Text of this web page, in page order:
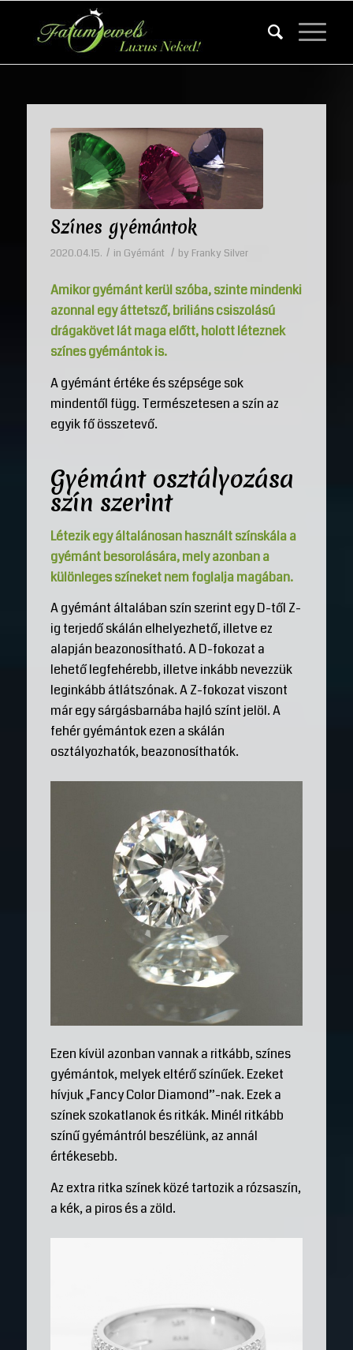
Színes gyémántok
2020.04.15. / in Gyémánt / by Franky Silver
Amikor gyémánt kerül szóba, szinte mindenki
azonnal egy áttetsző, briliáns csiszolású
drágakövet lát maga előtt, holott léteznek
színes gyémántok is.
A gyémánt értéke és szépsége sok
mindentől függ. Természetesen a szín az
egyik fő összetevő.
Gyémánt osztályozása
szín szerint
Létezik egy általánosan használt színskála a
gyémánt besorolására, mely azonban a
különleges színeket nem foglalja magában.
A gyémánt általában szín szerint egy D-től Z-
ig terjedő skálán elhelyezhető, illetve ez
alapján beazonosítható. A D-fokozat a
lehető legfehérebb, illetve inkább nevezzük
leginkább átlátszónak. A Z-fokozat viszont
már egy sárgásbarnába hajló színt jelöl. A
fehér gyémántok ezen a skálán
osztályozhatók, beazonosíthatók.
Ezen kívül azonban vannak a ritkább, színes
gyémántok, melyek eltérő színűek. Ezeket
hívjuk „Fancy Color Diamond”-nak. Ezek a
színek szokatlanok és ritkák. Minél ritkább
színű gyémántról beszélünk, az annál
értékesebb.
Az extra ritka színek közé tartozik a rózsaszín,
a kék, a piros és a zöld.